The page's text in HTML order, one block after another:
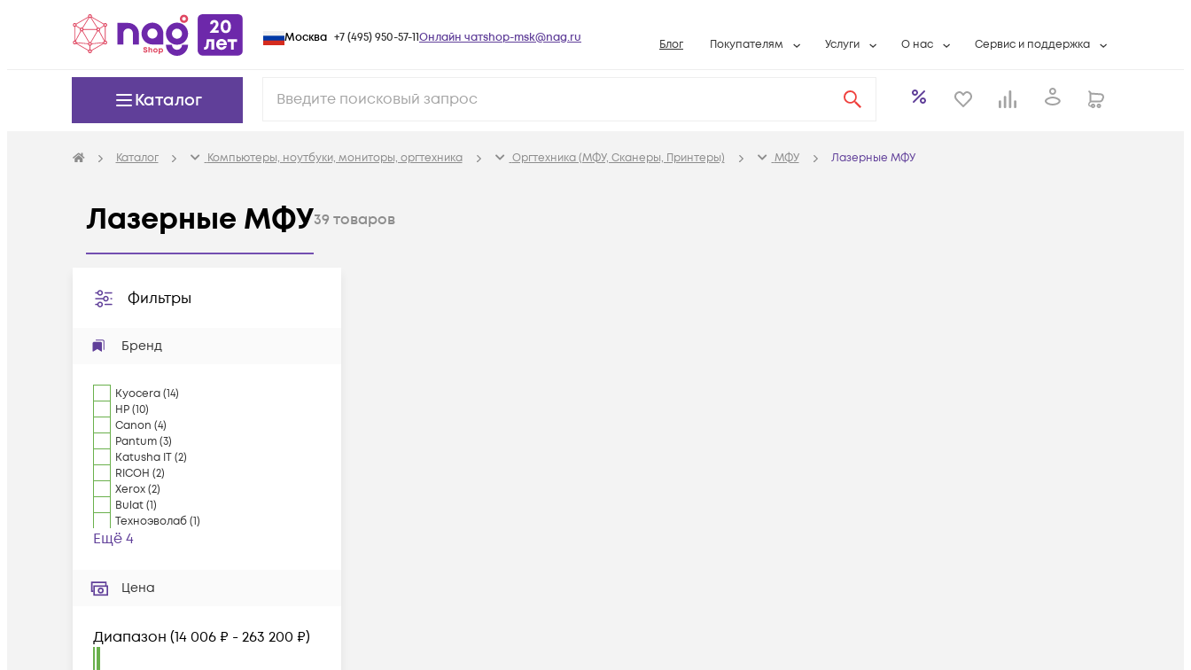
Москва +7 (495) 950-57-11Онлайн чатshop-msk@nag.ru Блог Покупателям
Условия доставки
Услуги
Системная интеграция
Бесплатная намотка оптического кабеля
О нас
Контактная информация
Аккредитация ИТ
Сервис и поддержка
Контакты сервисных центров
Каталог
Каталог Компьютеры, ноутбуки, мониторы, оргтехника Оргтехника (МФУ, Сканеры, Принтеры) МФУ Лазерные МФУ
Лазерные МФУ39 товаров
Фильтры
Бренд
Kyocera(14)
HP(10)
Canon (4)
Pantum(3)
Katusha IT(2)
RICOH (2)
Xerox(2)
Bulat(1)
Техноэволаб(1)
Ещё 4
Цена
Диапазон (14 006 ₽ - 263 200 ₽)